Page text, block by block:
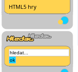
HTML5 hry